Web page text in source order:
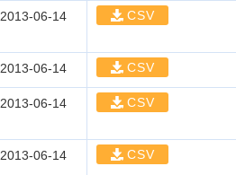
2013-06-14 CSV
2013-06-14 CSV
2013-06-14 CSV
2013-06-14 CSV